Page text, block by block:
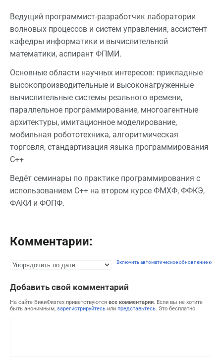
Ведущий программист-разработчик лаборатории
волновых процессов и систем управления, ассистент
кафедры информатики и вычислительной
математики, аспирант ФПМИ.
Основные области научных интересов: прикладные
высокопроизводительные и высоконагруженные
вычислительные системы реального времени,
параллельное программирование, многоагентные
архитектуры, имитационное моделирование,
мобильная робототехника, алгоритмическая
торговля, стандартизация языка программирования
C++
Ведёт семинары по практике программирования с
использованием С++ на втором курсе ФМХФ, ФФКЭ,
ФАКИ и ФОПФ.
Комментарии:
Включить автоматическое обновление
Добавить свой комментарий
На сайте ВикиФизтех приветствуются все комментарии. Если вы не хотите
быть анонимным, зарегистрируйтесь или представьтесь. Это бесплатно.